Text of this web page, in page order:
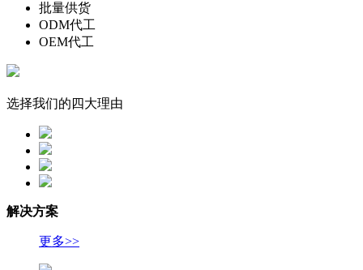
批量供货
ODM代工
OEM代工
选择我们的四大理由
解决方案
更多>>